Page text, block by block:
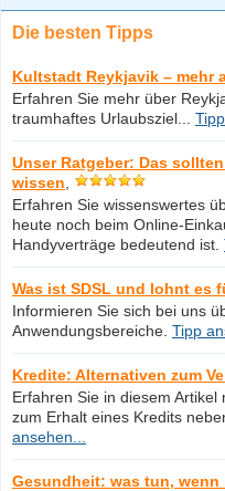
Die besten Tipps
Kultstadt Reykjavik – mehr
Erfahren Sie mehr über
traumhaftes Urlaubsziel...
Unser Ratgeber: Das
wissen
Erfahren Sie wissenswertes
heute noch beim Online-
Handyverträge bedeutend ist.
Was ist SDSL und lohnt es
Informieren Sie sich bei uns
Anwendungsbereiche. Tipp
Kredite: Alternativen zum
Erfahren Sie in diesem
zum Erhalt eines Kredits
ansehen...
Gesundheit: was tun, wenn